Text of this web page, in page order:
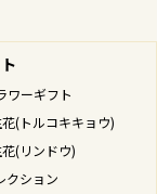
ワーギフト
(トルコキキョウ)
(リンドウ)
クション